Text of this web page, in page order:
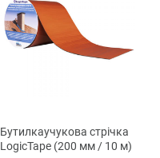
Бутилкаучукова стрічка
LogicTape (200 мм / 10 м)